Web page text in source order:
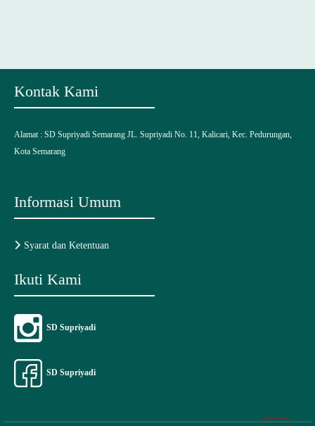
Kontak Kami
Alamat : SD Supriyadi Semarang JL. Supriyadi No. 11, Kalicari, Kec. Pedurungan,
Kota Semarang
Informasi Umum
Syarat dan Ketentuan
Ikuti Kami
SD Supriyadi
SD Supriyadi